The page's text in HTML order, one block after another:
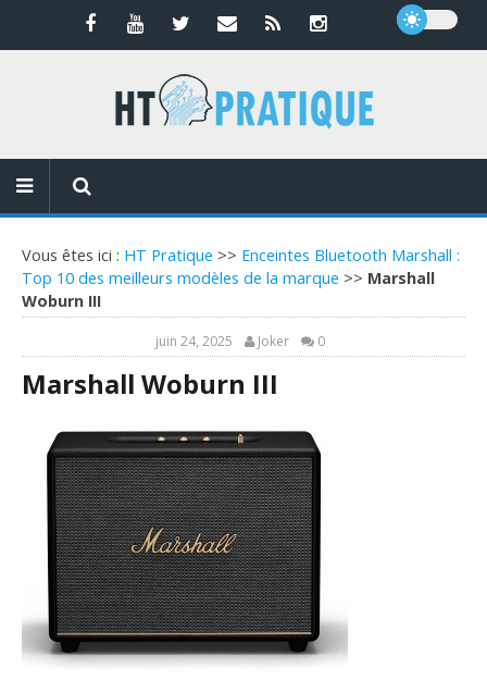
Vous êtes ici : HT Pratique >> Enceintes Bluetooth Marshall :
Top 10 des meilleurs modèles de la marque >> Marshall
Woburn III
juin 24, 2025 Joker 0
Marshall Woburn III